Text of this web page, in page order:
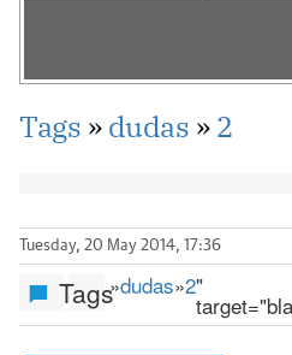
Tags »dudas »2
Tuesday, 20 May 2014, 17:36
Tags»dudas»2"